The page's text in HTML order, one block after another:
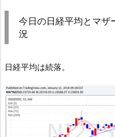
今日の日経平均とマザ
況
日経平均は続落。